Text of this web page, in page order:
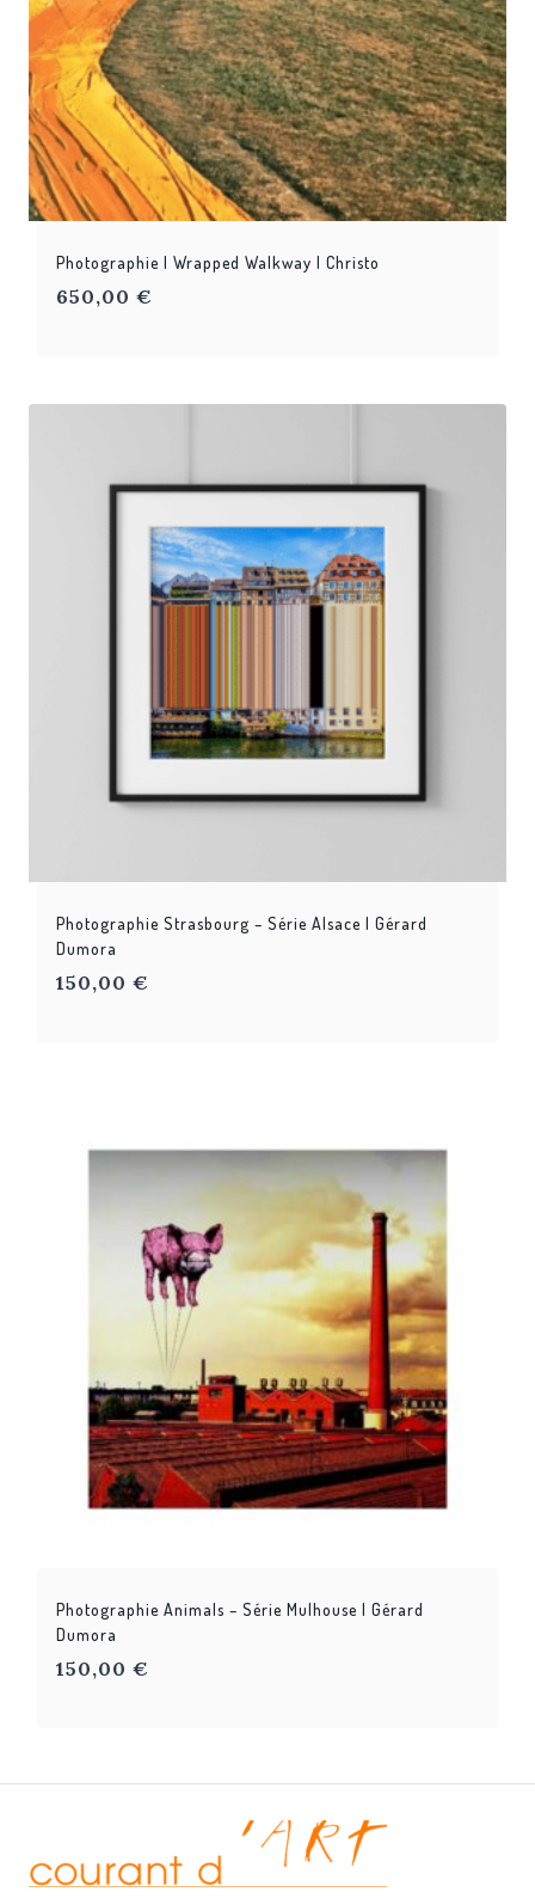
Photographie | Wrapped Walkway | Christo
650,00 €
Photographie Strasbourg – Série Alsace | Gérard
Dumora
150,00 €
Photographie Animals – Série Mulhouse | Gérard
Dumora
150,00 €